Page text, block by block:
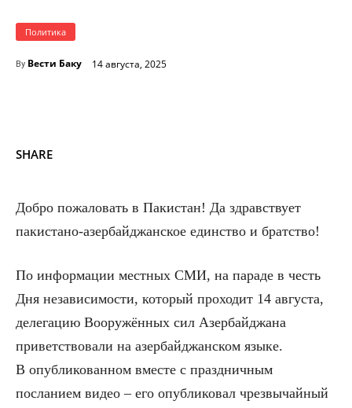
Политика
By Вести Баку 14 августа, 2025
SHARE
Добро пожаловать в Пакистан! Да здравствует
пакистано-азербайджанское единство и братство!
По информации местных СМИ, на параде в честь
Дня независимости, который проходит 14 августа,
делегацию Вооружённых сил Азербайджана
приветствовали на азербайджанском языке.
В опубликованном вместе с праздничным
посланием видео – его опубликовал чрезвычайный